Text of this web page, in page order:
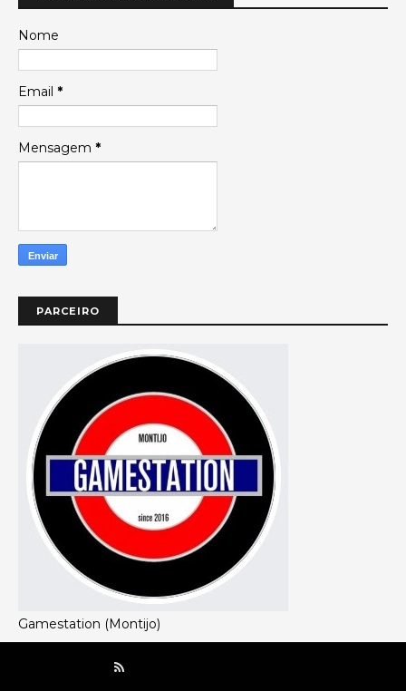
Nome
Email *
Mensagem *
PARCEIRO
Gamestation (Montijo)